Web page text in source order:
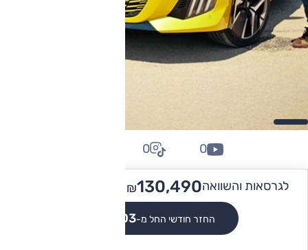
לגרסאות והשוואה ₪130,490 -
החזר חודשי החל מ-₪1,203
0
0